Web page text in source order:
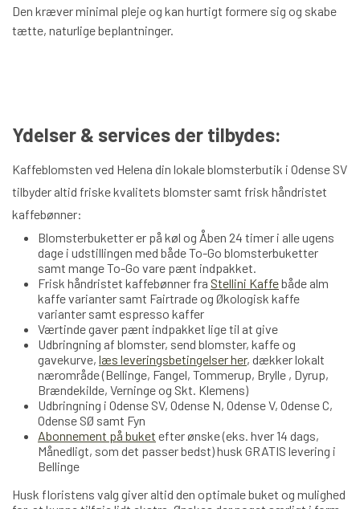
Den kræver minimal pleje og kan hurtigt formere sig og skabe
tætte, naturlige beplantninger.
Ydelser & services der tilbydes:
Kaffeblomsten ved Helena din lokale blomsterbutik i Odense SV
tilbyder altid friske kvalitets blomster samt frisk håndristet
kaffebønner:
Blomsterbuketter er på køl og Åben 24 timer i alle ugens
dage i udstillingen med både To-Go blomsterbuketter
samt mange To-Go vare pænt indpakket.
Frisk håndristet kaffebønner fra Stellini Kaffebåde alm
kaffe varianter samt Fairtrade og Økologisk kaffe
varianter samt espresso kaffer
Værtinde gaver pænt indpakket lige til at give
Udbringning af blomster, send blomster, kaffe og
gavekurve, læs leveringsbetingelser her, dækker lokalt
nærområde (Bellinge, Fangel, Tommerup, Brylle , Dyrup,
Brændekilde, Verninge og Skt. Klemens)
Udbringning i Odense SV, Odense N, Odense V, Odense C,
Odense SØ samt Fyn
Abonnement på buket efter ønske (eks. hver 14 dags,
Månedligt, som det passer bedst) husk GRATIS levering i
Bellinge
Husk floristens valg giver altid den optimale buket og mulighed